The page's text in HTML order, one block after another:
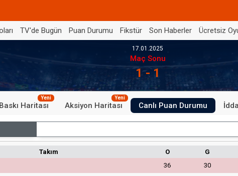
TV'de Bugün Puan Durumu Fikstür Son Haberler Ücretsiz
17.01.2025
Maç Sonu
1 - 1
Baskı Haritası
Yeni
Aksiyon Haritası
Yeni
Canlı Puan Durumu
Takım O G
36 30